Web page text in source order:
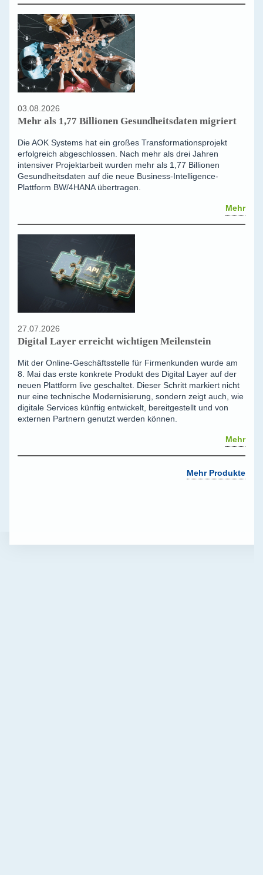
03.08.2026
Mehr als 1,77 Billionen Gesundheitsdaten migriert
Die AOK Systems hat ein großes Transformationsprojekt
erfolgreich abgeschlossen. Nach mehr als drei Jahren
intensiver Projektarbeit wurden mehr als 1,77 Billionen
Gesundheitsdaten auf die neue Business-Intelligence-
Plattform BW/4HANA übertragen.
Mehr
27.07.2026
Digital Layer erreicht wichtigen Meilenstein
Mit der Online-Geschäftsstelle für Firmenkunden wurde am
8. Mai das erste konkrete Produkt des Digital Layer auf der
neuen Plattform live geschaltet. Dieser Schritt markiert nicht
nur eine technische Modernisierung, sondern zeigt auch, wie
digitale Services künftig entwickelt, bereitgestellt und von
externen Partnern genutzt werden können.
Mehr
Mehr Produkte